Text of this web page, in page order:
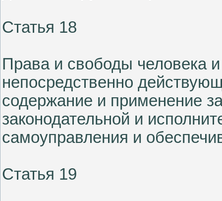
Статья 18
Права и свободы человека
непосредственно
содержание и применение
законодательной и
самоуправления и
Статья 19